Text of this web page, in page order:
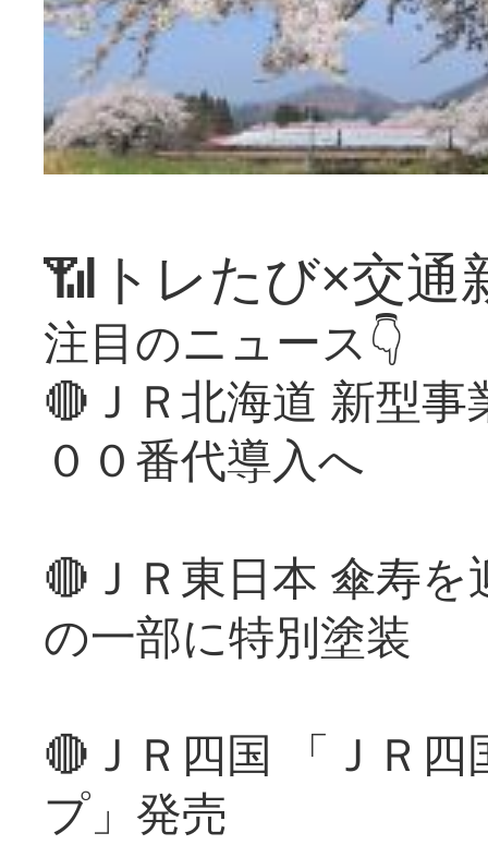
📶トレたび×交通
注目のニュース👇
🔴ＪＲ北海道 新型
００番代導入へ
🔴ＪＲ東日本 傘寿
の一部に特別塗装
🔴ＪＲ四国 「ＪＲ
プ」発売